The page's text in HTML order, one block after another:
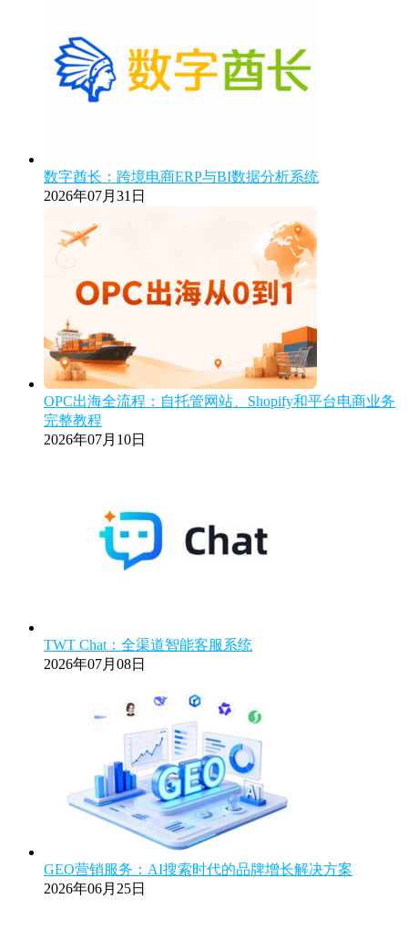
数字酋长：跨境电商ERP与BI数据分析系统
2026年07月31日
OPC出海全流程：自托管网站、Shopify和平台电商业务
完整教程
2026年07月10日
TWT Chat：全渠道智能客服系统
2026年07月08日
GEO营销服务：AI搜索时代的品牌增长解决方案
2026年06月25日